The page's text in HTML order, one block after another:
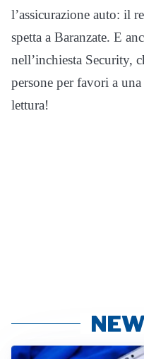
l’assicurazione auto: il
spetta a Baranzate. E
nell’inchiesta Security,
persone per favori a
lettura!